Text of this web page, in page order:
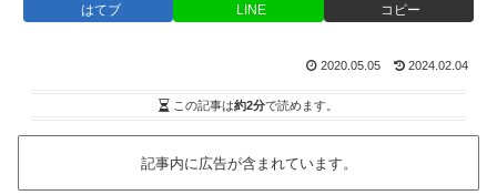
はてブ LINE コピー
2020.05.05 2024.02.04
この記事は約2分で読めます。
記事内に広告が含まれています。